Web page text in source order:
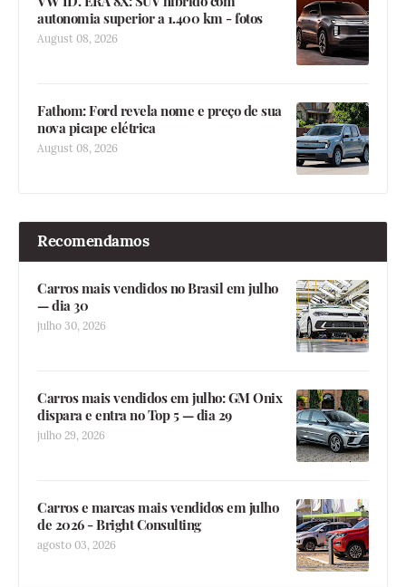
autonomia superior a 1.400 km - fotos
August 08, 2026
Fathom: Ford revela nome e preço de sua
nova picape elétrica
August 08, 2026
Recomendamos
Carros mais vendidos no Brasil em julho
— dia 30
julho 30, 2026
Carros mais vendidos em julho: GM Onix
dispara e entra no Top 5 — dia 29
julho 29, 2026
Carros e marcas mais vendidos em julho
de 2026 - Bright Consulting
agosto 03, 2026